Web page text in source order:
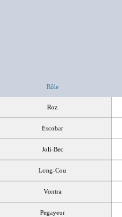
Rôle
Roz
Escobar
Joli-Bec
Long-Cou
Vontra
Pegayeur